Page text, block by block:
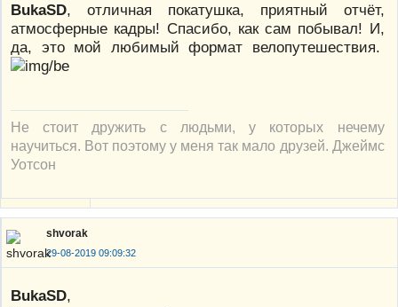
BukaSD, отличная покатушка, приятный отчёт,
атмосферные кадры! Спасибо, как сам побывал! И,
да, это мой любимый формат велопутешествия.
Не стоит дружить с людьми, у которых нечему
научиться. Вот поэтому у меня так мало друзей. Джеймс
Уотсон
shvorak
29-08-2019 09:09:32
BukaSD,